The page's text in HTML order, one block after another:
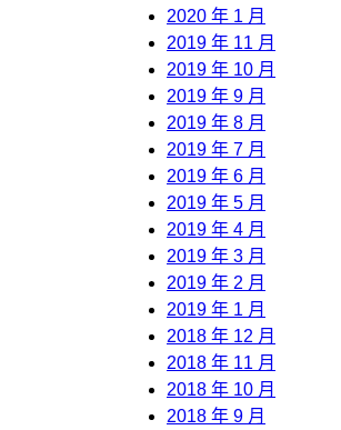
2020 年 1 月
2019 年 11 月
2019 年 10 月
2019 年 9 月
2019 年 8 月
2019 年 7 月
2019 年 6 月
2019 年 5 月
2019 年 4 月
2019 年 3 月
2019 年 2 月
2019 年 1 月
2018 年 12 月
2018 年 11 月
2018 年 10 月
2018 年 9 月